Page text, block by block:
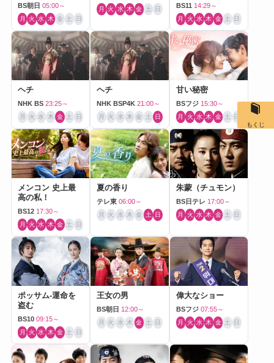
BS朝日 05:00～
月 火 水 木 金 土 日
月 火 水 木 金 土 日 BS11 14:29～
月 火 水 木 金 土 日
ヘチ
NHK BS 23:25～
月 火 水 木 金 土 日
ヘチ
NHK BSP4K 21:00～
月 火 水 木 金 土 日
甘い秘密
BSフジ 15:30～
月 火 水 木 金 土 日
メンコン 史上最
高の私！
BS12 17:30～
月 火 水 木 金 土 日
夏の香り
テレ東 06:00～
月 火 水 木 金 土 日
朱蒙（チュモン）
BS日テレ 17:00～
月 火 水 木 金 土 日
ポッサム-運命を
盗む
BS10 09:15～
月 火 水 木 金 土 日
王女の男
BS朝日 12:00～
月 火 水 木 金 土 日
偉大なショー
BSフジ 07:55～
月 火 水 木 金 土 日
もくじ